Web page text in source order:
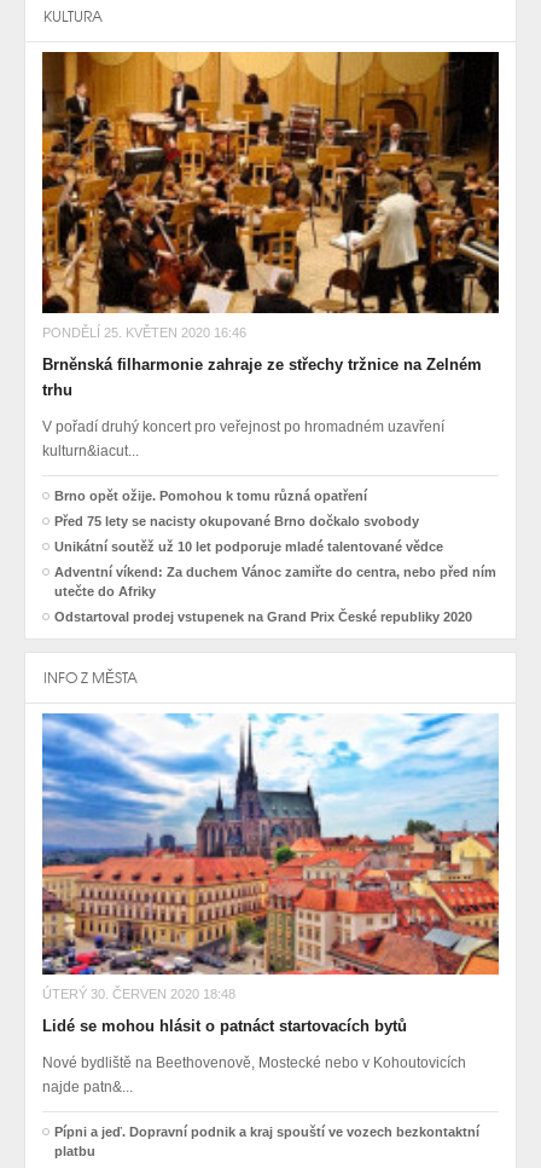
KULTURA
PONDĚLÍ 25. KVĚTEN 2020 16:46
Brněnská filharmonie zahraje ze střechy tržnice na Zelném
trhu
V pořadí druhý koncert pro veřejnost po hromadném uzavření
kulturn&iacut...
Brno opět ožije. Pomohou k tomu různá opatření
Před 75 lety se nacisty okupované Brno dočkalo svobody
Unikátní soutěž už 10 let podporuje mladé talentované vědce
Adventní víkend: Za duchem Vánoc zamiřte do centra, nebo před ním
utečte do Afriky
Odstartoval prodej vstupenek na Grand Prix České republiky 2020
INFO Z MĚSTA
ÚTERÝ 30. ČERVEN 2020 18:48
Lidé se mohou hlásit o patnáct startovacích bytů
Nové bydliště na Beethovenově, Mostecké nebo v Kohoutovicích
najde patn&...
Pípni a jeď. Dopravní podnik a kraj spouští ve vozech bezkontaktní
platbu